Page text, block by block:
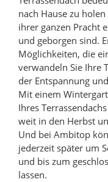
nach Hause zu
ihrer ganzen Pracht
und geborgen sind.
Möglichkeiten, die
verwandeln Sie Ihre
der Entspannung
Mit einem
Ihres
weit in den Herbst
Und bei Ambitop
jederzeit später um
und bis zum
lassen.